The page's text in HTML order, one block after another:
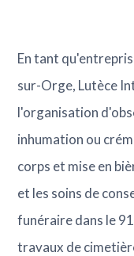
En tant
sur-Orge, Lutèce
l'organisation
inhumation ou
corps et mise en
et les soins de
funéraire dans le
travaux de